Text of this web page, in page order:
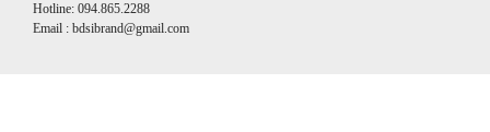
Hotline: 094.865.2288
Email : bdsibrand@gmail.com